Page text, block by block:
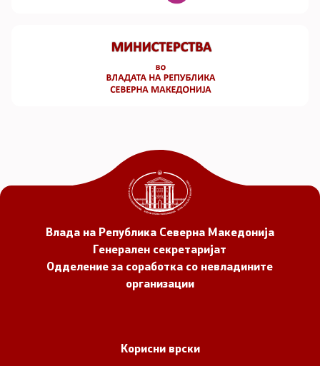
Влада на Република Северна Македонија
Генерален секретаријат
Одделение за соработка со невладините
организации
Корисни врски